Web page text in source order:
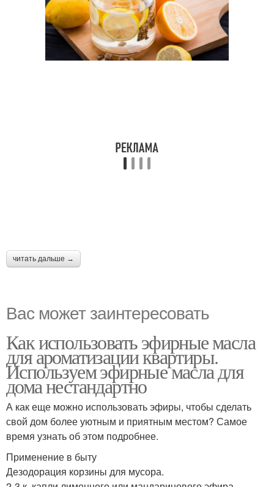
читать дальше →
Вас может заинтересовать
Как использовать эфирные масла
для ароматизации квартиры.
Используем эфирные масла для
дома нестандартно
А как еще можно использовать эфиры, чтобы сделать
свой дом более уютным и приятным местом? Самое
время узнать об этом подробнее.
Применение в быту
Дезодорация корзины для мусора.